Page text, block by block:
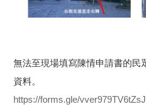
無法至現場填寫陳情申請書的民
資料。
https://forms.gle/